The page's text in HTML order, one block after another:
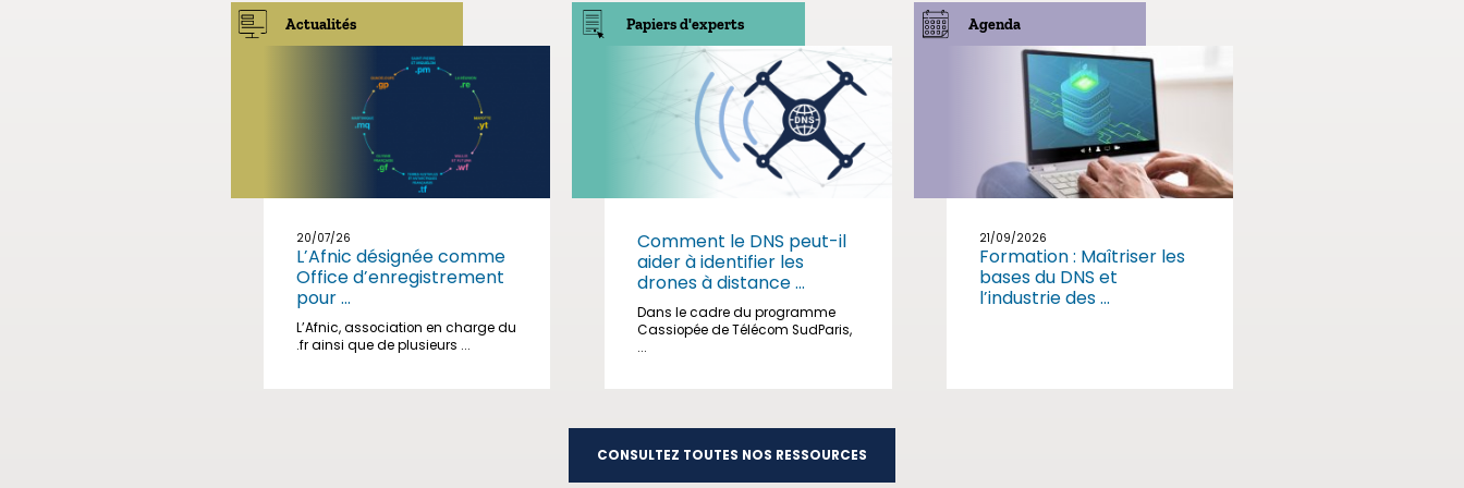
Actualités
20/07/26
L’Afnic désignée comme
Office d’enregistrement
pour ...
L’Afnic, association en charge du
.fr ainsi que de plusieurs ...
Papiers d'experts
Comment le DNS peut-il
aider à identifier les
drones à distance ...
Dans le cadre du programme
Cassiopée de Télécom SudParis,
...
Agenda
21/09/2026
Formation : Maîtriser les
bases du DNS et
l’industrie des ...
CONSULTEZ TOUTES NOS RESSOURCES